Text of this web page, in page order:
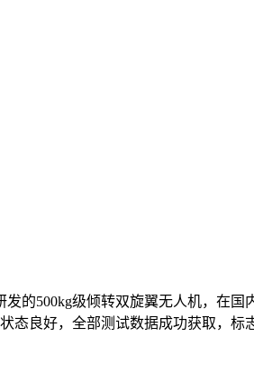
的500kg级倾转双旋翼无人机，在
态良好，全部测试数据成功获取，标